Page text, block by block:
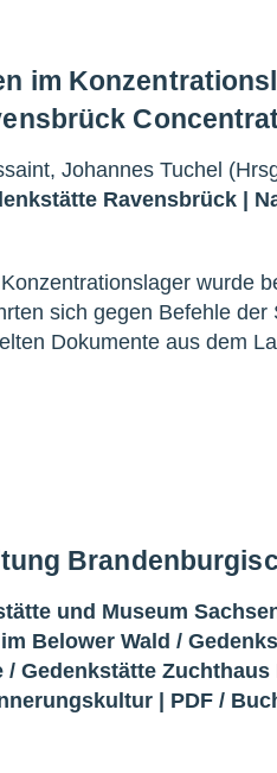
im
Johannes Tuchel
Ravensbrück
wurde
sich gegen Befehle
Dokumente aus dem
und Museum
Belower Wald /
/ Gedenkstätte
PDF /